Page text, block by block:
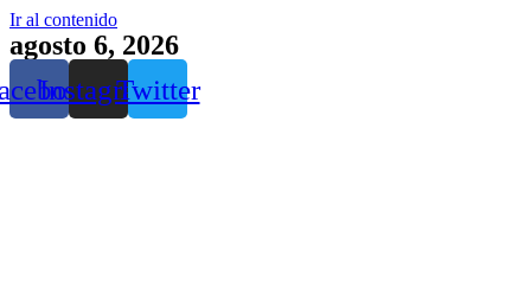
Ir al contenido
agosto 6, 2026
InstagramTwitter